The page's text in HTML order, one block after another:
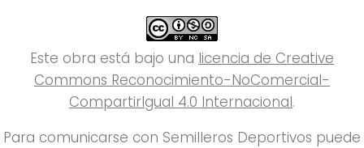
Este obra está bajo una licencia de Creative
Commons Reconocimiento-NoComercial-
CompartirIgual 4.0 Internacional.
Para comunicarse con Semilleros Deportivos puede